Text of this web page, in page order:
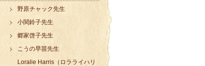
野原チャック先生
小関鈴子先生
郷家啓子先生
こうの早苗先生
Loralie Harris（ロラライハリ